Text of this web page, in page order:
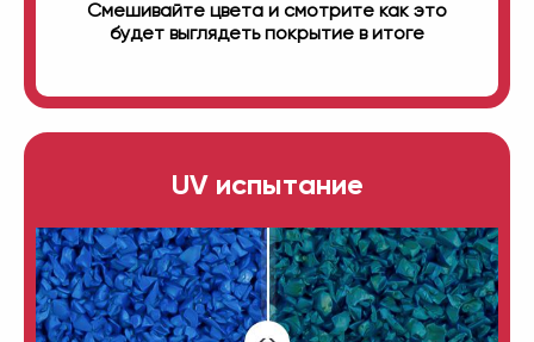
Смешивайте цвета и смотрите как это
будет выглядеть покрытие в итоге
UV испытание